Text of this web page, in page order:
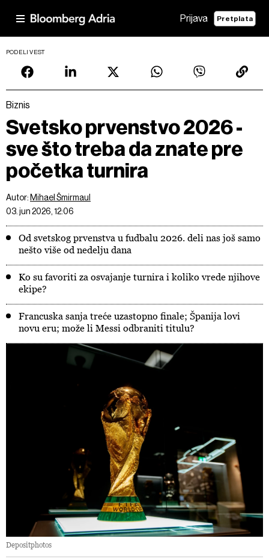
Prijava Pretplata
PODELI VEST
Biznis
Svetsko prvenstvo 2026 -
sve što treba da znate pre
početka turnira
Autor: Mihael Šmirmaul
03. jun 2026, 12:06
Od svetskog prvenstva u fudbalu 2026. deli nas još samo
nešto više od nedelju dana
Ko su favoriti za osvajanje turnira i koliko vrede njihove
ekipe?
Francuska sanja treće uzastopno finale; Španija lovi
novu eru; može li Messi odbraniti titulu?
Depositphotos